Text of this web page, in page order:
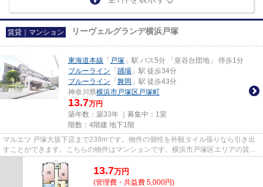
賃貸｜マンション リーヴェルグランデ横浜戸塚
東海道本線 「 戸塚 」駅 バス5分 「皇谷台団地」 停歩1分
ブルーライン 「 踊場 」駅 徒歩34分
ブルーライン 「 舞岡 」駅 徒歩43分
神奈川県横浜市戸塚区 戸塚町
13.7万円
築年数：築33年 ｜募集中： 1室
階数：4階建 地下1階
マルエツ 戸塚大坂下店まで239mです。物件の個性を外観タイル張りなら引き出
すことができます。こちらの物件はマンションです。横浜市戸塚区エリアの賃貸
情報はアパマンメイトにお問い...
13.7万円
(管理費・共益費 5,000円)